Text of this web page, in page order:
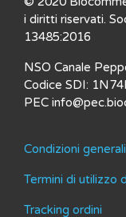
i diritti riservati.
13485:2016
NSO Canale
Codice SDI:
PEC
Condizioni
Termini di utilizzo
Tracking ordini